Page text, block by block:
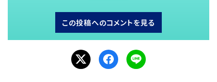
この投稿へのコメントを見る